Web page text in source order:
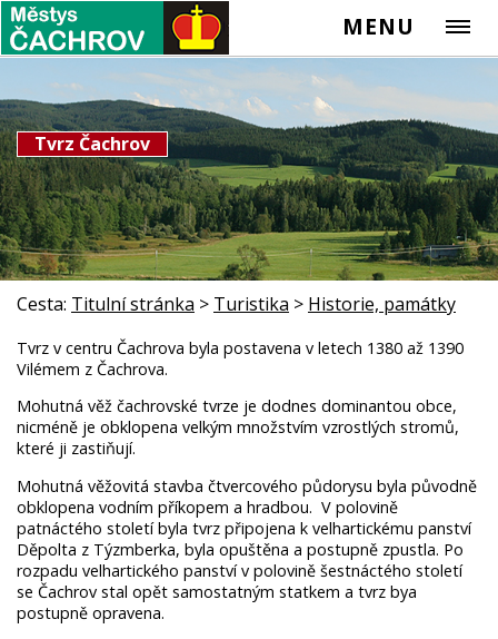
MENU
Tvrz Čachrov
Cesta: Titulní stránka > Turistika > Historie, památky
Tvrz v centru Čachrova byla postavena v letech 1380 až 1390
Vilémem z Čachrova.
Mohutná věž čachrovské tvrze je dodnes dominantou obce,
nicméně je obklopena velkým množstvím vzrostlých stromů,
které ji zastiňují.
Mohutná věžovitá stavba čtvercového půdorysu byla původně
obklopena vodním příkopem a hradbou. V polovině
patnáctého století byla tvrz připojena k velhartickému panství
Děpolta z Týzmberka, byla opuštěna a postupně zpustla. Po
rozpadu velhartického panství v polovině šestnáctého století
se Čachrov stal opět samostatným statkem a tvrz bya
postupně opravena.